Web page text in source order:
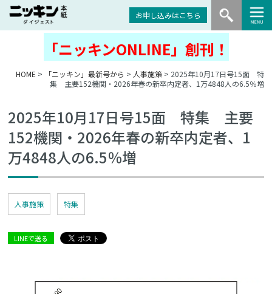
お申し込みはこちら
「ニッキンONLINE」創刊！
HOME > 「ニッキン」最新号から > 人事施策> 2025年10月17日号15面 特
集 主要152機関・2026年春の新卒内定者、1万4848人の6.5％増
2025年10月17日号15面 特集 主要
152機関・2026年春の新卒内定者、1
万4848人の6.5％増
人事施策 特集
LINEで送る